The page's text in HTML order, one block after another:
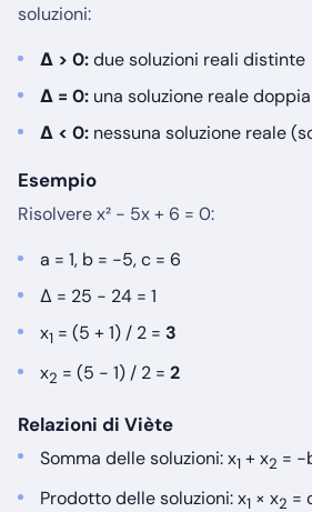
soluzioni:
Δ > 0:due soluzioni reali distinte
Δ = 0: una soluzione reale
Δ < 0: nessuna soluzione reale
Esempio
Risolvere x² − 5x + 6 = 0:
a = 1, b = −5, c = 6
Δ = 25 − 24 = 1
x1 = (5 + 1) / 2 = 3
x2 = (5 − 1) / 2 = 2
Relazioni di Viète
Somma delle soluzioni: x1 + x2 =
Prodotto delle soluzioni: x1 × x2 =